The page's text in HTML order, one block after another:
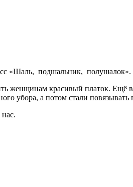
«Шаль, подшальник, полушалок».
женщинам красивый платок. Ещё
убора, а потом стали